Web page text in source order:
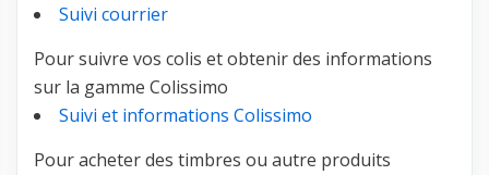
Suivi courrier
Pour suivre vos colis et obtenir des informations
sur la gamme Colissimo
Suivi et informations Colissimo
Pour acheter des timbres ou autre produits